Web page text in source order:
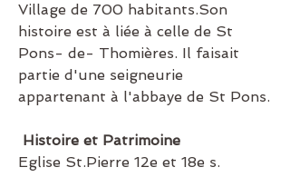
Village de 700 habitants.Son
histoire est à liée à celle de St
Pons- de- Thomières. Il faisait
partie d'une seigneurie
appartenant à l'abbaye de St Pons.
Histoire et Patrimoine
Eglise St.Pierre 12e et 18e s.